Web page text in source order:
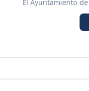
El Ayuntamiento